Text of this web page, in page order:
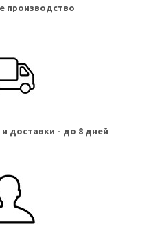
производство
доставки - до 8 дней